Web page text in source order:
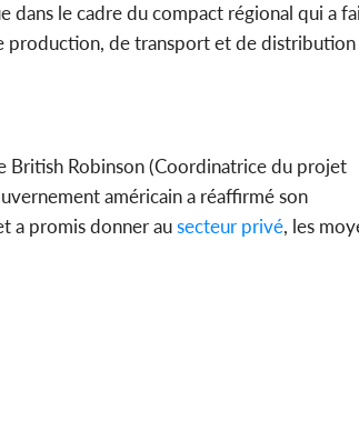
dans le cadre du compact régional qui a
production, de transport et de
British Robinson (Coordinatrice du projet
américain a réaffirmé son
a promis donner ausecteur privé, les